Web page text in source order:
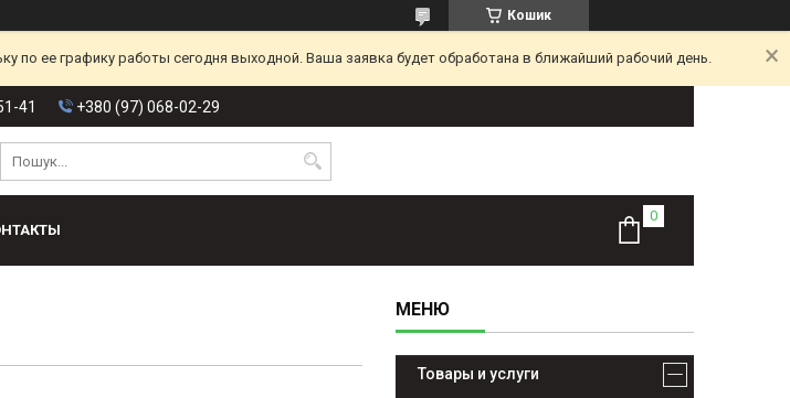
Кошик
по ее графику работы сегодня выходной. Ваша заявка будет обработана в ближайший рабочий день.
41 +380 (97) 068-02-29
Товары и услуги